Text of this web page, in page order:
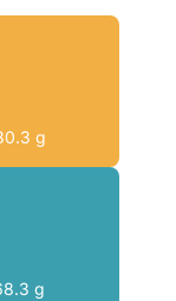
g
g